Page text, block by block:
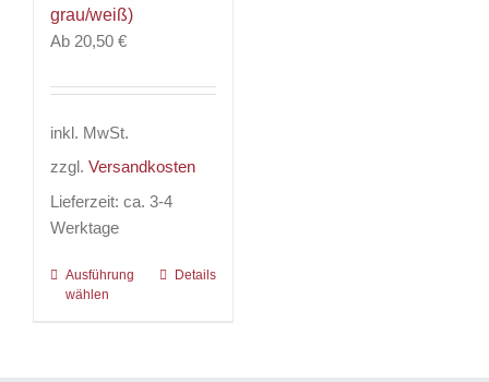
Die
auf
gewählt
werden
grau/weiß)
Ab 20,50 €
inkl. MwSt.
zzgl. Versandkosten
Lieferzeit: ca. 3-4
Werktage
Ausführung
wählen
DiesesDetails